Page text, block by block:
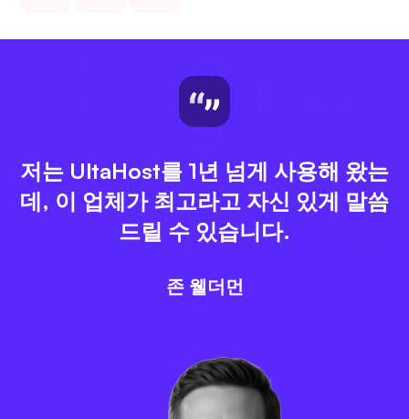
저는 UltaHost를 1년 넘게 사용해 왔는
데, 이 업체가 최고라고 자신 있게 말씀
드릴 수 있습니다.
존 웰더먼